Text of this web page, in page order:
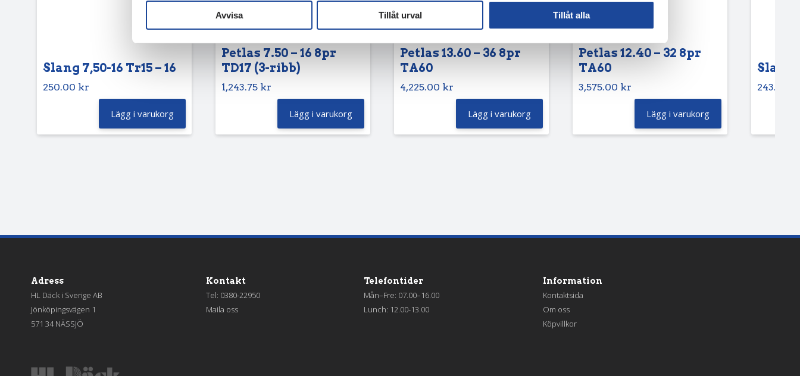
sociala medier och analysera vår trafik. Vi vidarebefordrar även sådana identifierare och annan information från din enhet
till de sociala medier och annons- och analysföretag som vi samarbetar med. Dessa kan i sin tur kombinera informationen
Avvisa Tillåt urval Tillåt alla
Slang 7,50-16 Tr15 – 16
250.00 kr
Lägg i varukorg
Petlas 7.50 – 16 8pr
TD17 (3-ribb)
1,243.75 kr
Lägg i varukorg
Petlas 13.60 – 36 8pr
TA60
4,225.00 kr
Lägg i varukorg
Petlas 12.40 – 32 8pr
TA60
3,575.00 kr
Lägg i varukorg
Slang
243.75
Adress
HL Däck i Sverige AB
Jönköpingsvägen 1
571 34 NÄSSJÖ
Kontakt
Tel: 0380-22950
Maila oss
Telefontider
Mån–Fre: 07.00–16.00
Lunch: 12.00-13.00
Information
Kontaktsida
Om oss
Köpvillkor